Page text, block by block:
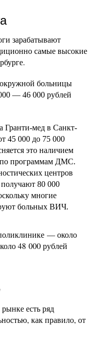
зарабатывают
самые высокие
больницы
— 46 000 рублей
Гранти-мед в Санкт-
45 000 до 75 000
это наличием
по программам ДМС.
центров
80 000
многие
больных ВИЧ.
— около
48 000 рублей
есть ряд
как правило, от